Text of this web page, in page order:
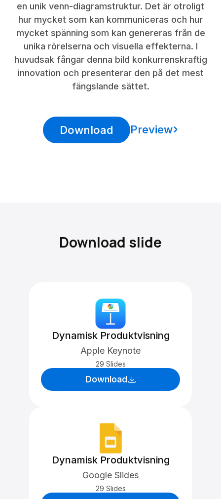
en unik venn-diagramstruktur. Det är otroligt
hur mycket som kan kommuniceras och hur
mycket spänning som kan genereras från de
unika rörelserna och visuella effekterna. I
huvudsak fångar denna bild konkurrenskraftig
innovation och presenterar den på det mest
fängslande sättet.
Download Preview
Download slide
Dynamisk Produktvisning
Apple Keynote
29 Slides
Download
Dynamisk Produktvisning
Google Slides
29 Slides